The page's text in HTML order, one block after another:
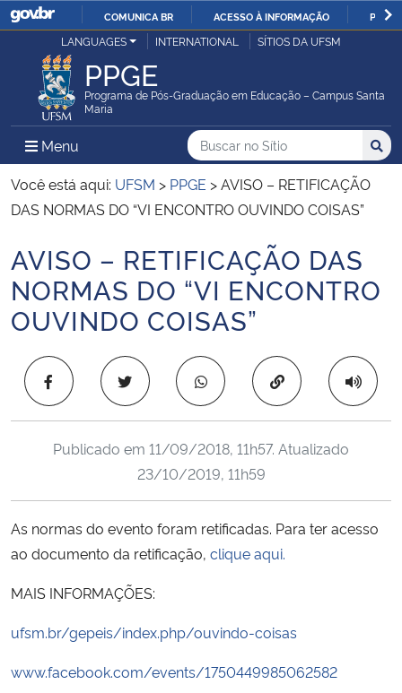
IR
O
COMUNICA BR ACESSO À INFORMAÇÃO
Ministério da Justiça e Segurança Pública
Ministério da Defesa
Ministério das Relações Exteriores
Ministério da Infraestrutura
Ministério da Agricultura, Pecuária e Abastecimento
Ministério da Educação
Ministério da Ciência, Tecnologia, Inovações e Comunicações
Ministério do Meio Ambiente
LANGUAGES INTERNATIONAL SÍTIOS DA UFSM
PPGE
Programa de Pós-Graduação em Educação – Campus Santa
Maria
Menu Menu Principal do Sítio
Busca
Buscar no no Sítio
Busca:
Você está aqui: UFSM > PPGE >AVISO – RETIFICAÇÃO
DAS NORMAS DO “VI ENCONTRO OUVINDO COISAS”
Início do conteúdo
AVISO – RETIFICAÇÃO DAS
NORMAS DO “VI ENCONTRO
OUVINDO COISAS”
Copiar para área
Publicado em 11/09/2018, 11h57. Atualizado
23/10/2019, 11h59
As normas do evento foram retificadas. Para ter acesso
ao documento da retificação, clique aqui.
MAIS INFORMAÇÕES:
ufsm.br/gepeis/index.php/ouvindo-coisas
www.facebook.com/events/1750449985062582